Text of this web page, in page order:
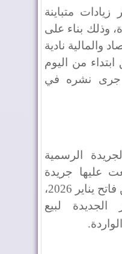
متباينة
وذلك بناء على
والمالية نادية
من اليوم
بعدما جرى نشره في
الرسمية
اطلعت عليها جريدة
“مدار21″، أنه ابتداء من فاتح يناير 2026،
لبيع
.